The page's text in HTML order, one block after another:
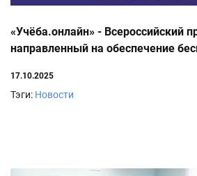
«Учёба.онлайн» - Всероссийский
направленный на обеспечение
Федерации по ключевым
направлениям государственной
17.10.2025
Тэги: Новости